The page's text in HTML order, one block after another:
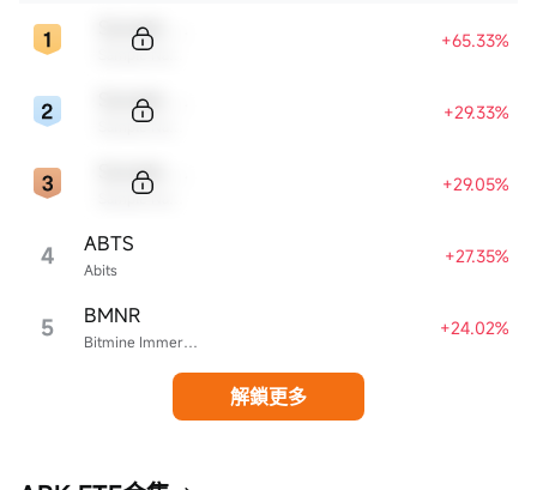
+65.33%
+29.33%
+29.05%
4 Abits
ABTS +27.35%
5 Bitmine Immersion Technologies
BMNR +24.02%
解鎖更多